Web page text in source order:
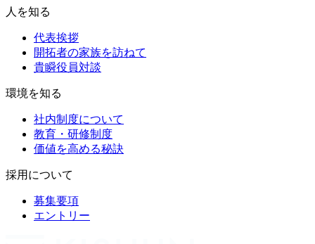
人を知る
代表挨拶
開拓者の家族を訪ねて
貴瞬役員対談
環境を知る
社内制度について
教育・研修制度
価値を高める秘訣
採用について
募集要項
エントリー